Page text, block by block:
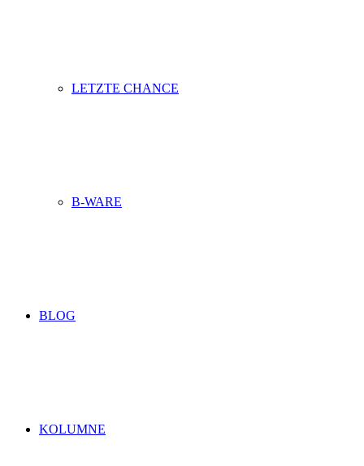
LETZTE CHANCE
B-WARE
BLOG
KOLUMNE